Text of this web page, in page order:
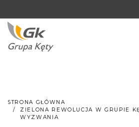
STRONA GŁÓWNA
ZIELONA REWOLUCJA W GRUPIE
WYZWANIA